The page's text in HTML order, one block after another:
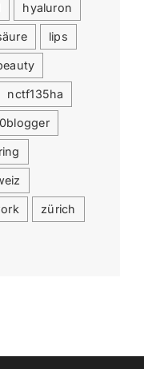
hyaluron
lips
nctf135ha
zürich